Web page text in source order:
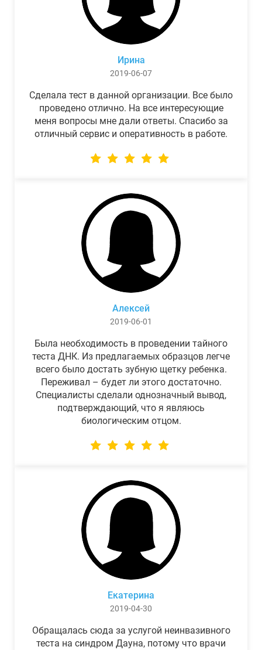
Ирина
2019-06-07
Сделала тест в данной организации. Все было
проведено отлично. На все интересующие
меня вопросы мне дали ответы. Спасибо за
отличный сервис и оперативность в работе.
Алексей
2019-06-01
Была необходимость в проведении тайного
теста ДНК. Из предлагаемых образцов легче
всего было достать зубную щетку ребенка.
Переживал – будет ли этого достаточно.
Специалисты сделали однозначный вывод,
подтверждающий, что я являюсь
биологическим отцом.
Екатерина
2019-04-30
Обращалась сюда за услугой неинвазивного
теста на синдром Дауна, потому что врачи